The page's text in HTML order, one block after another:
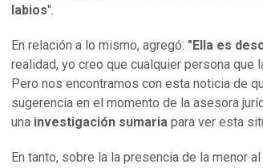
labios".
En relación a lo mismo, agregó: "Ella es
realidad, yo creo que cualquier persona que
Pero nos encontramos con esta noticia de
sugerencia en el momento de la asesora
una investigación sumaria para ver esta
En tanto, sobre la la presencia de la menor